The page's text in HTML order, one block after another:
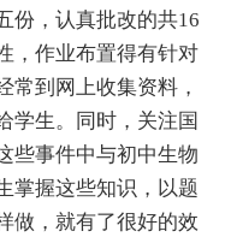
份，认真批改的共16
，作业布置得有针对
常到网上收集资料，
学生。同时，关注国
些事件中与初中生物
掌握这些知识，以题
做，就有了很好的效